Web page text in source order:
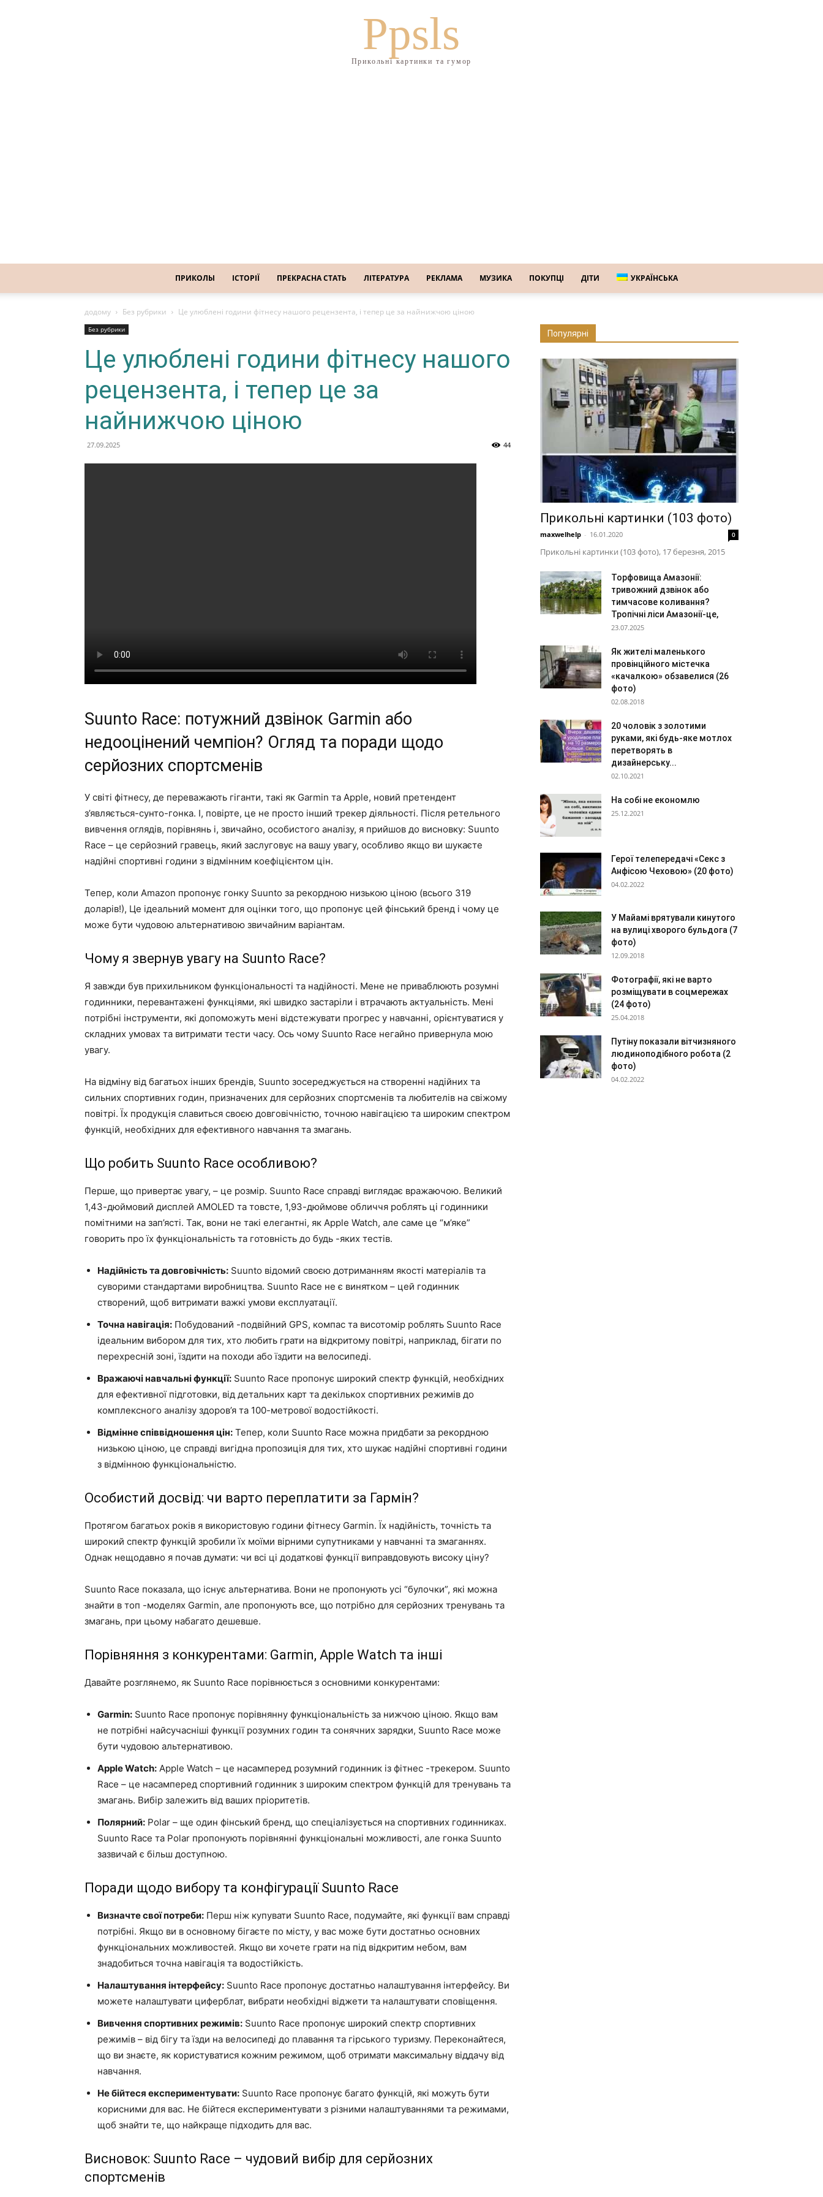
Ppsls
Прикольні картинки та гумор
ПРИКОЛЫ ІСТОРІЇ ПРЕКРАСНА СТАТЬ ЛІТЕРАТУРА РЕКЛАМА МУЗИКА ПОКУПЦІ ДІТИ УКРАЇНСЬКА
додому Без рубрики Це улюблені години фітнесу нашого рецензента, і тепер це за найнижчою ціною
Без рубрики
Це улюблені години фітнесу нашого
рецензента, і тепер це за
найнижчою ціною
27.09.2025 44
Suunto Race: потужний дзвінок Garmin або
недооцінений чемпіон? Огляд та поради щодо
серйозних спортсменів
У світі фітнесу, де переважають гіганти, такі як Garmin та Apple, новий претендент
з’являється-сунто-гонка. І, повірте, це не просто інший трекер діяльності. Після ретельного
вивчення оглядів, порівнянь і, звичайно, особистого аналізу, я прийшов до висновку: Suunto
Race – це серйозний гравець, який заслуговує на вашу увагу, особливо якщо ви шукаєте
надійні спортивні години з відмінним коефіцієнтом цін.
Тепер, коли Amazon пропонує гонку Suunto за рекордною низькою ціною (всього 319
доларів!), Це ідеальний момент для оцінки того, що пропонує цей фінський бренд і чому це
може бути чудовою альтернативою звичайним варіантам.
Чому я звернув увагу на Suunto Race?
Я завжди був прихильником функціональності та надійності. Мене не приваблюють розумні
годинники, перевантажені функціями, які швидко застаріли і втрачають актуальність. Мені
потрібні інструменти, які допоможуть мені відстежувати прогрес у навчанні, орієнтуватися у
складних умовах та витримати тести часу. Ось чому Suunto Race негайно привернула мою
увагу.
На відміну від багатьох інших брендів, Suunto зосереджується на створенні надійних та
сильних спортивних годин, призначених для серйозних спортсменів та любителів на свіжому
повітрі. Їх продукція славиться своєю довговічністю, точною навігацією та широким спектром
функцій, необхідних для ефективного навчання та змагань.
Що робить Suunto Race особливою?
Перше, що привертає увагу, – це розмір. Suunto Race справді виглядає вражаючою. Великий
1,43-дюймовий дисплей AMOLED та товсте, 1,93-дюймове обличчя роблять ці годинники
помітними на зап’ясті. Так, вони не такі елегантні, як Apple Watch, але саме це “м’яке”
говорить про їх функціональність та готовність до будь -яких тестів.
Надійність та довговічність: Suunto відомий своєю дотриманням якості матеріалів та
суворими стандартами виробництва. Suunto Race не є винятком – цей годинник
створений, щоб витримати важкі умови експлуатації.
Точна навігація: Побудований -подвійний GPS, компас та висотомір роблять Suunto Race
ідеальним вибором для тих, хто любить грати на відкритому повітрі, наприклад, бігати по
перехресній зоні, їздити на походи або їздити на велосипеді.
Вражаючі навчальні функції: Suunto Race пропонує широкий спектр функцій, необхідних
для ефективної підготовки, від детальних карт та декількох спортивних режимів до
комплексного аналізу здоров’я та 100-метрової водостійкості.
Відмінне співвідношення цін: Тепер, коли Suunto Race можна придбати за рекордною
низькою ціною, це справді вигідна пропозиція для тих, хто шукає надійні спортивні години
з відмінною функціональністю.
Особистий досвід: чи варто переплатити за Гармін?
Протягом багатьох років я використовую години фітнесу Garmin. Їх надійність, точність та
широкий спектр функцій зробили їх моїми вірними супутниками у навчанні та змаганнях.
Однак нещодавно я почав думати: чи всі ці додаткові функції виправдовують високу ціну?
Suunto Race показала, що існує альтернатива. Вони не пропонують усі “булочки”, які можна
знайти в топ -моделях Garmin, але пропонують все, що потрібно для серйозних тренувань та
змагань, при цьому набагато дешевше.
Порівняння з конкурентами: Garmin, Apple Watch та інші
Давайте розглянемо, як Suunto Race порівнюється з основними конкурентами:
Garmin: Suunto Race пропонує порівнянну функціональність за нижчою ціною. Якщо вам
не потрібні найсучасніші функції розумних годин та сонячних зарядки, Suunto Race може
бути чудовою альтернативою.
Apple Watch: Apple Watch – це насамперед розумний годинник із фітнес -трекером. Suunto
Race – це насамперед спортивний годинник з широким спектром функцій для тренувань та
змагань. Вибір залежить від ваших пріоритетів.
Полярний: Polar – ще один фінський бренд, що спеціалізується на спортивних годинниках.
Suunto Race та Polar пропонують порівнянні функціональні можливості, але гонка Suunto
зазвичай є більш доступною.
Поради щодо вибору та конфігурації Suunto Race
Визначте свої потреби: Перш ніж купувати Suunto Race, подумайте, які функції вам справді
потрібні. Якщо ви в основному бігаєте по місту, у вас може бути достатньо основних
функціональних можливостей. Якщо ви хочете грати на під відкритим небом, вам
знадобиться точна навігація та водостійкість.
Налаштування інтерфейсу: Suunto Race пропонує достатньо налаштування інтерфейсу. Ви
можете налаштувати циферблат, вибрати необхідні віджети та налаштувати сповіщення.
Вивчення спортивних режимів: Suunto Race пропонує широкий спектр спортивних
режимів – від бігу та їзди на велосипеді до плавання та гірського туризму. Переконайтеся,
що ви знаєте, як користуватися кожним режимом, щоб отримати максимальну віддачу від
навчання.
Не бійтеся експериментувати: Suunto Race пропонує багато функцій, які можуть бути
корисними для вас. Не бійтеся експериментувати з різними налаштуваннями та режимами,
щоб знайти те, що найкраще підходить для вас.
Висновок: Suunto Race – чудовий вибір для серйозних
спортсменів
Популярні
Прикольні картинки (103 фото)
maxwelhelp - 16.01.2020 0
Прикольні картинки (103 фото), 17 березня, 2015
Торфовища Амазонії:
тривожний дзвінок або
тимчасове коливання?
Тропічні ліси Амазонії-це,
23.07.2025
Як жителі маленького
провінційного містечка
«качалкою» обзавелися (26
фото)
02.08.2018
20 чоловік з золотими
руками, які будь-яке мотлох
перетворять в
дизайнерську...
02.10.2021
На собі не економлю
25.12.2021
Герої телепередачі «Секс з
Анфісою Чеховою» (20 фото)
04.02.2022
У Майамі врятували кинутого
на вулиці хворого бульдога (7
фото)
12.09.2018
Фотографії, які не варто
розміщувати в соцмережах
(24 фото)
25.04.2018
Путіну показали вітчизняного
людиноподібного робота (2
фото)
04.02.2022